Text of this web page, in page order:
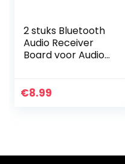
2 stuks Bluetooth
Audio Receiver
Board voor Audio
Luidspreker
€8.99